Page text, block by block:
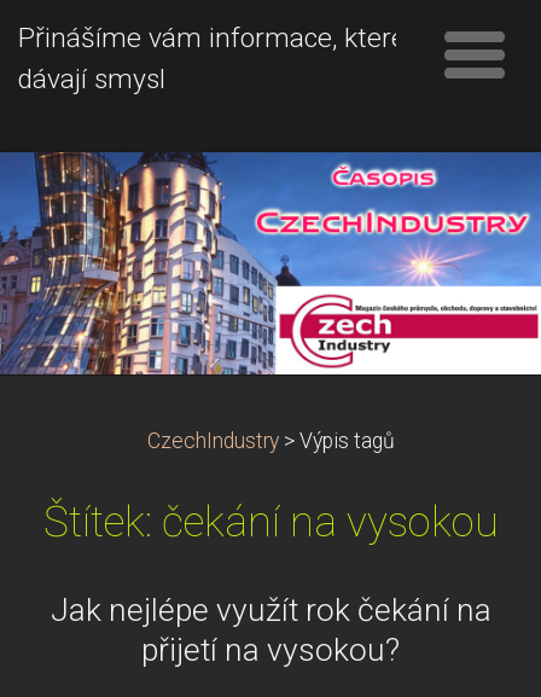
Přinášíme vám informace, které
dávají smysl
CzechIndustry > Výpis tagů
Štítek: čekání na vysokou
Jak nejlépe využít rok čekání na
přijetí na vysokou?